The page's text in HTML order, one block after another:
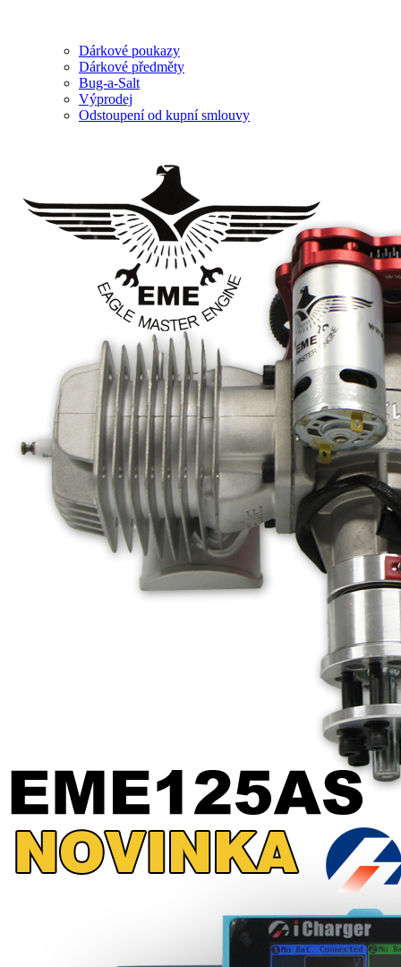
Dárkové poukazy
Dárkové předměty
Bug-a-Salt
Výprodej
Odstoupení od kupní smlouvy